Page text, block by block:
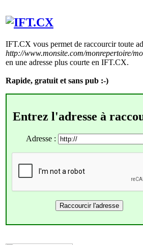
IFT.CX vous permet de raccourcir toute
http://www.monsite.com/monrepertoire/
en une adresse plus courte en IFT.CX.
Rapide, gratuit et sans pub :-)
Entrez l'adresse à
Adresse :